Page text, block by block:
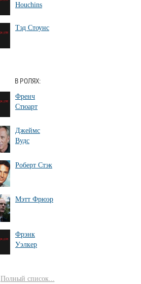
Houchins
Тэд Стоунс
В РОЛЯХ:
Френч
Стюарт
Джеймс
Вудс
Роберт Стэк
Мэтт Фрюэр
Фрэнк
Уэлкер
Полный список...